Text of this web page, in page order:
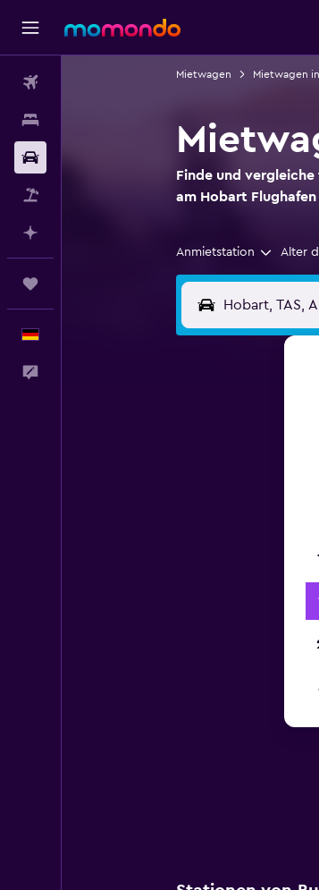
Mietwagen Mietwagen
Finde und
am Hobart Flughafen
Anmietstation Alter